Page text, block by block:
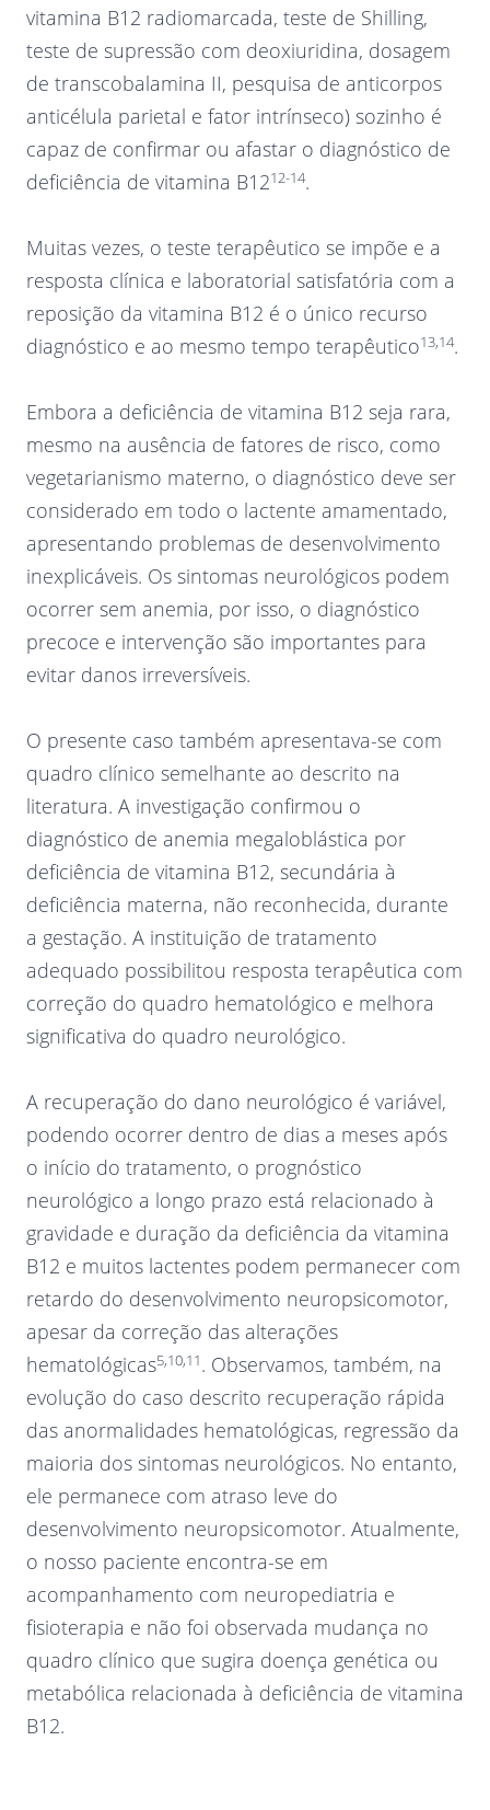
vitamina B12 radiomarcada, teste de Shilling,
teste de supressão com deoxiuridina, dosagem
de transcobalamina II, pesquisa de anticorpos
anticélula parietal e fator intrínseco) sozinho é
capaz de confirmar ou afastar o diagnóstico de
deficiência de vitamina B1212-14.
Muitas vezes, o teste terapêutico se impõe e a
resposta clínica e laboratorial satisfatória com a
reposição da vitamina B12 é o único recurso
diagnóstico e ao mesmo tempo terapêutico13,14.
Embora a deficiência de vitamina B12 seja rara,
mesmo na ausência de fatores de risco, como
vegetarianismo materno, o diagnóstico deve ser
considerado em todo o lactente amamentado,
apresentando problemas de desenvolvimento
inexplicáveis. Os sintomas neurológicos podem
ocorrer sem anemia, por isso, o diagnóstico
precoce e intervenção são importantes para
evitar danos irreversíveis.
O presente caso também apresentava-se com
quadro clínico semelhante ao descrito na
literatura. A investigação confirmou o
diagnóstico de anemia megaloblástica por
deficiência de vitamina B12, secundária à
deficiência materna, não reconhecida, durante
a gestação. A instituição de tratamento
adequado possibilitou resposta terapêutica com
correção do quadro hematológico e melhora
significativa do quadro neurológico.
A recuperação do dano neurológico é variável,
podendo ocorrer dentro de dias a meses após
o início do tratamento, o prognóstico
neurológico a longo prazo está relacionado à
gravidade e duração da deficiência da vitamina
B12 e muitos lactentes podem permanecer com
retardo do desenvolvimento neuropsicomotor,
apesar da correção das alterações
hematológicas5,10,11. Observamos, também, na
evolução do caso descrito recuperação rápida
das anormalidades hematológicas, regressão da
maioria dos sintomas neurológicos. No entanto,
ele permanece com atraso leve do
desenvolvimento neuropsicomotor. Atualmente,
o nosso paciente encontra-se em
acompanhamento com neuropediatria e
fisioterapia e não foi observada mudança no
quadro clínico que sugira doença genética ou
metabólica relacionada à deficiência de vitamina
B12.